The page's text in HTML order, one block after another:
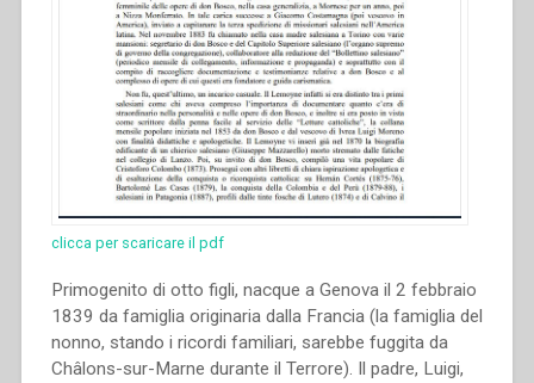
clicca per scaricare il pdf
Primogenito di otto figli, nacque a Genova il 2 febbraio
1839 da famiglia originaria dalla Francia (la famiglia del
nonno, stando i ricordi familiari, sarebbe fuggita da
Châlons-sur-Marne durante il Terrore). Il padre, Luigi,